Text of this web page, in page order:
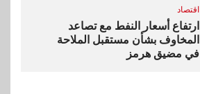
اقتصاد
ارتفاع أسعار النفط مع تصاعد
المخاوف بشأن مستقبل الملاحة
في مضيق هرمز